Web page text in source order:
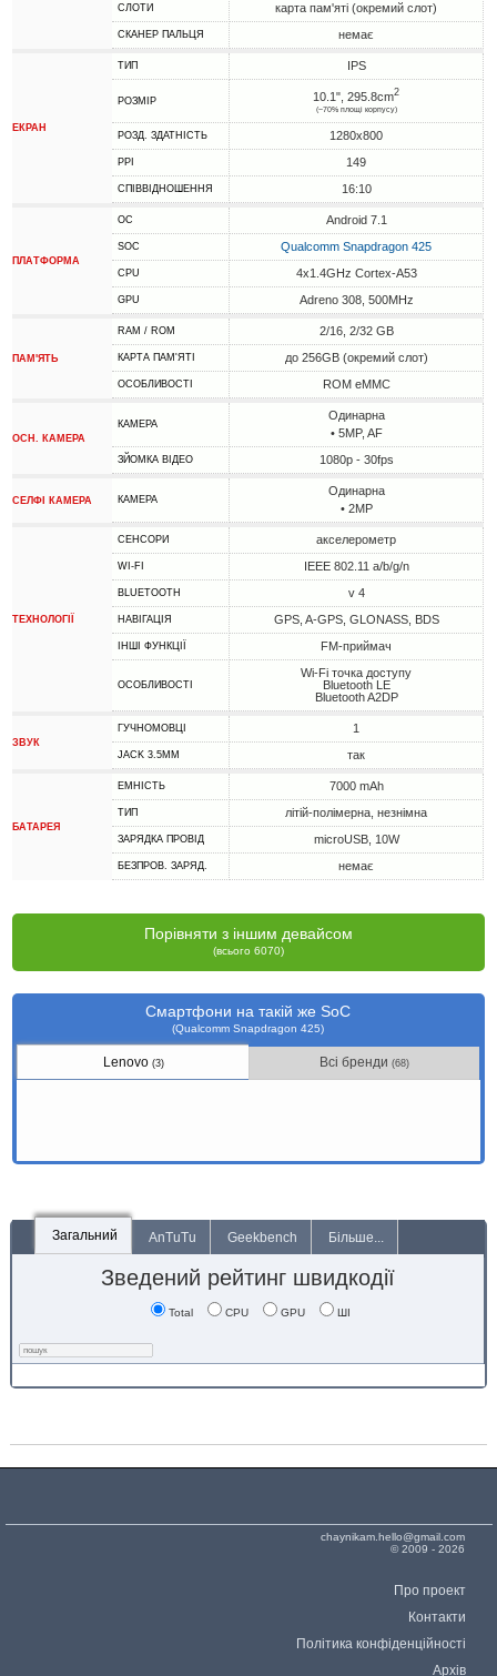
СЛОТИ карта пам'яті (окремий слот)
СКАНЕР ПАЛЬЦЯ немає
ЕКРАН
ТИП IPS
РОЗМІР 10.1", 295.8cm2
(~70% площі корпусу)
РОЗД. ЗДАТНІСТЬ 1280x800
PPI 149
СПІВВІДНОШЕННЯ 16:10
ПЛАТФОРМА
ОС Android 7.1
SOC Qualcomm Snapdragon 425
CPU 4x1.4GHz Cortex-A53
GPU Adreno 308, 500MHz
ПАМ'ЯТЬ
RAM / ROM 2/16, 2/32 GB
КАРТА ПАМ'ЯТІ до 256GB (окремий слот)
ОСОБЛИВОСТІ ROM eMMC
ОСН. КАМЕРА
КАМЕРА
Одинарна
• 5MP, AF
ЗЙОМКА ВІДЕО 1080p - 30fps
СЕЛФІ КАМЕРА КАМЕРА
Одинарна
• 2MP
ТЕХНОЛОГІЇ
СЕНСОРИ акселерометр
WI-FI IEEE 802.11 a/b/g/n
BLUETOOTH v 4
НАВІГАЦІЯ GPS, A-GPS, GLONASS, BDS
ІНШІ ФУНКЦІЇ FM-приймач
ОСОБЛИВОСТІ
Wi-Fi точка доступу
Bluetooth LE
Bluetooth A2DP
ЗВУК
ГУЧНОМОВЦІ 1
JACK 3.5MM так
БАТАРЕЯ
ЕМНІСТЬ 7000 mAh
ТИП літій-полімерна, незнімна
ЗАРЯДКА ПРОВІД microUSB, 10W
БЕЗПРОВ. ЗАРЯД. немає
Порівняти з іншим девайсом
(всього 6070)
Смартфони на такій же SoC
(Qualcomm Snapdragon 425)
Lenovo (3) Всі бренди(68)
Загальний AnTuTu Geekbench Більше...
Зведений рейтинг швидкодії
Total CPU GPU ШІ
chaynikam.hello@gmail.com
© 2009 - 2026
Про проект
Контакти
Політика конфіденційності
Архів